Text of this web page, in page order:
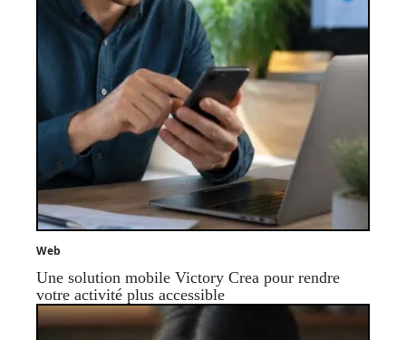
Web
Une solution mobile Victory Crea pour rendre
votre activité plus accessible